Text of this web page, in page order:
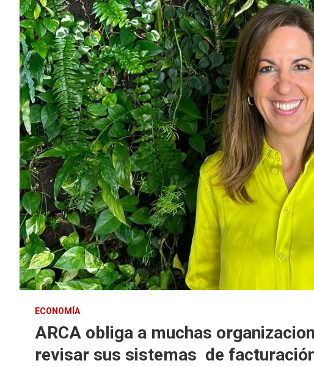
ECONOMÍA
ARCA obliga a muchas
revisar sus sistemas de